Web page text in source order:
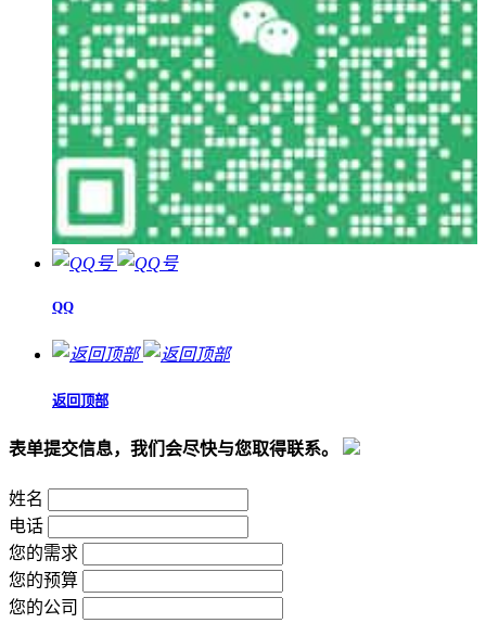
QQ
返回顶部
表单提交信息，我们会尽快与您取得联系。
姓名
电话
您的需求
您的预算
您的公司